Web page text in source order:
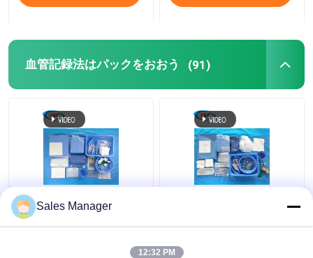
血管記録法はパックをおおう (91)
セリウムISO13485の使
い捨て可能な大腿部の
個々のパッケージをお
忍耐強い血管記録法は
めのパックをおおう
Sales Manager
12:32 PM